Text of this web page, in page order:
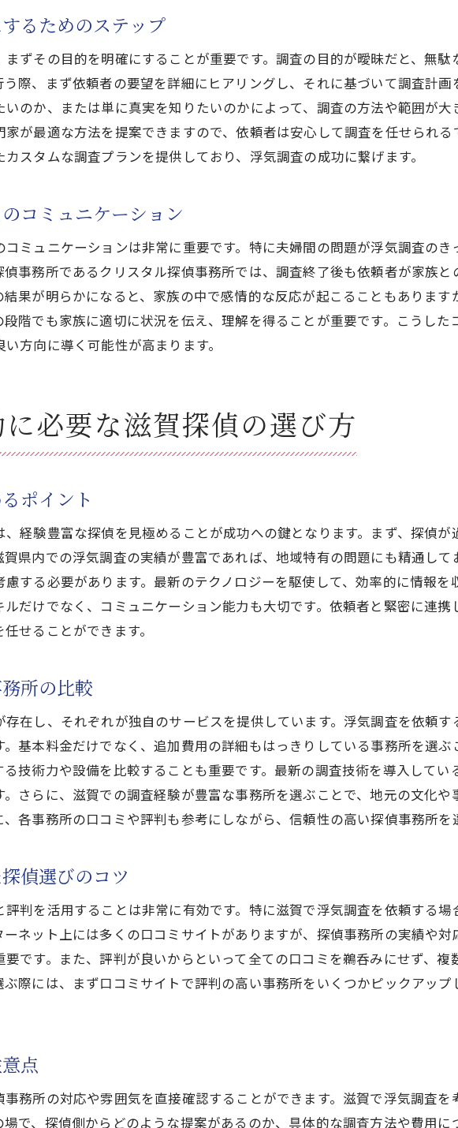
探偵事務所の実績と成功事例を確認する方法
契約前に必ず確認すべき事項一覧
対面相談での探偵の対応を評価するポイント
顧客対応の質を見極めるための質問
探偵事務所のコンプライアンス意識を確認する方法
専門技術を活かした調査の実例
最新の情報収集技術とその活用方法
滋賀クリスタル探偵事務所の専門スタッフの役割
技術アップデートとその調査への影響
心理的アプローチを駆使した調査方法
地域密着型のサービスによる信頼性
滋賀クリスタル探偵事務所の強みと実績
お客様に寄り添ったサービス提供の秘密
るためのステップ
ずその目的を明確にすることが重要です。調査の目的が曖昧だと、無
際、まず依頼者の要望を詳細にヒアリングし、それに基づいて調査計画
のか、または単に真実を知りたいのかによって、調査の方法や範囲が
が最適な方法を提案できますので、依頼者は安心して調査を任せられ
スタムな調査プランを提供しており、浮気調査の成功に繋げます。
コミュニケーション
ミュニケーションは非常に重要です。特に夫婦間の問題が浮気調査の
事務所であるクリスタル探偵事務所では、調査終了後も依頼者が家族
果が明らかになると、家族の中で感情的な反応が起こることもありま
階でも家族に適切に状況を伝え、理解を得ることが重要です。こうし
方向に導く可能性が高まります。
必要な滋賀探偵の選び方
ポイント
経験豊富な探偵を見極めることが成功への鍵となります。まず、探偵
県内での浮気調査の実績が豊富であれば、地域特有の問題にも精通し
する必要があります。最新のテクノロジーを駆使して、効率的に情報
だけでなく、コミュニケーション能力も大切です。依頼者と緊密に連
せることができます。
所の比較
在し、それぞれが独自のサービスを提供しています。浮気調査を依頼
基本料金だけでなく、追加費用の詳細もはっきりしている事務所を選
技術力や設備を比較することも重要です。最新の調査技術を導入して
さらに、滋賀での調査経験が豊富な事務所を選ぶことで、地元の文化
各事務所の口コミや評判も参考にしながら、信頼性の高い探偵事務所を
偵選びのコツ
判を活用することは非常に有効です。特に滋賀で浮気調査を依頼する
ネット上には多くの口コミサイトがありますが、探偵事務所の実績や
です。また、評判が良いからといって全ての口コミを鵜呑みにせず、
際には、まず口コミサイトで評判の高い事務所をいくつかピックアッ
点
務所の対応や雰囲気を直接確認することができます。滋賀で浮気調査
で、探偵側からどのような提案があるのか、具体的な調査方法や費用